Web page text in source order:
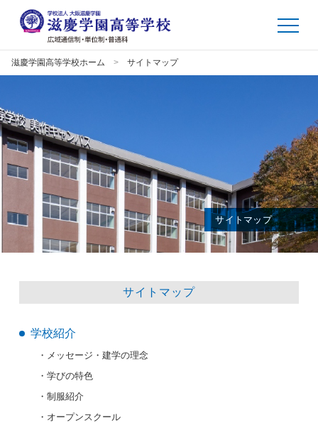
滋慶学園高等学校ホーム サイトマップ
サイトマップ
サイトマップ
学校紹介
メッセージ・建学の理念
学びの特色
制服紹介
オープンスクール